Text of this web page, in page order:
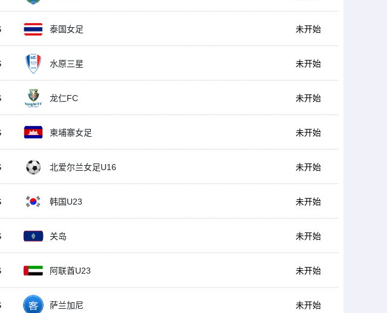
泰国女足 未开始
水原三星 未开始
龙仁FC 未开始
柬埔寨女足 未开始
北爱尔兰女足U16 未开始
韩国U23 未开始
关岛 未开始
阿联酋U23 未开始
萨兰加尼 未开始